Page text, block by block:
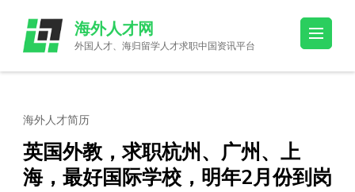
content
(Press
海外人才网
外国人才、海归留学人才求职中国资讯平台
海外人才简历
英国外教，求职杭州、广州、上
海，最好国际学校，明年2月份到岗